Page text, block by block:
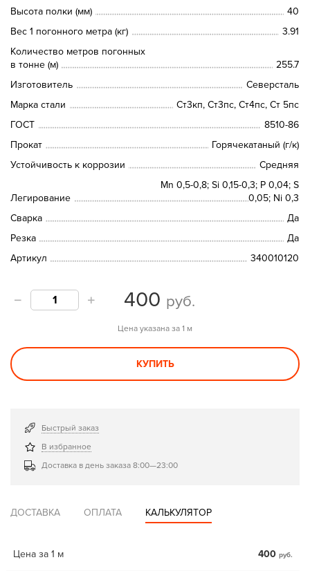
Высота полки (мм)
40
Вес 1 погонного метра (кг)
3.91
Количество метров погонных
в тонне (м)
255.7
Изготовитель
Северсталь
Марка стали
Ст3кп, Ст3пс, Ст4пс, Ст 5пс
ГОСТ
8510-86
Прокат
Горячекатаный (г/к)
Устойчивость к коррозии
Средняя
Легирование
Mn 0,5-0,8; Si 0,15-0,3; P 0,04; S
0,05; Ni 0,3
Сварка
Да
Резка
Да
Артикул
340010120
400 руб.
Цена указана за 1 м
КУПИТЬ
Быстрый заказ
В избранное
Доставка в день заказа 8:00—23:00
ДОСТАВКА ОПЛАТА КАЛЬКУЛЯТОР
Цена за 1 м 400 руб.